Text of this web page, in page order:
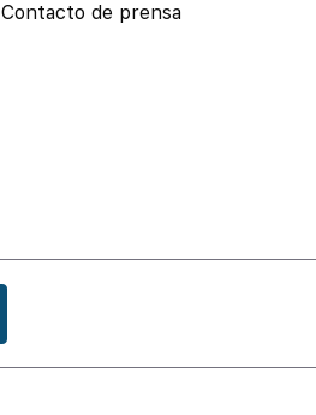
Contacto de prensa